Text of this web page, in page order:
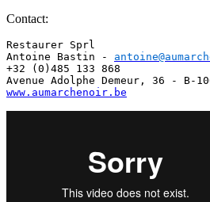
Contact:
Restaurer Sprl
Antoine Bastin -
+32 (0)485 133 868
www.aumarchenoir.be